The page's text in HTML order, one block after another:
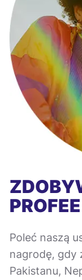
PROFEE
Poleć naszą
nagrodę, gdy
Pakistanu,